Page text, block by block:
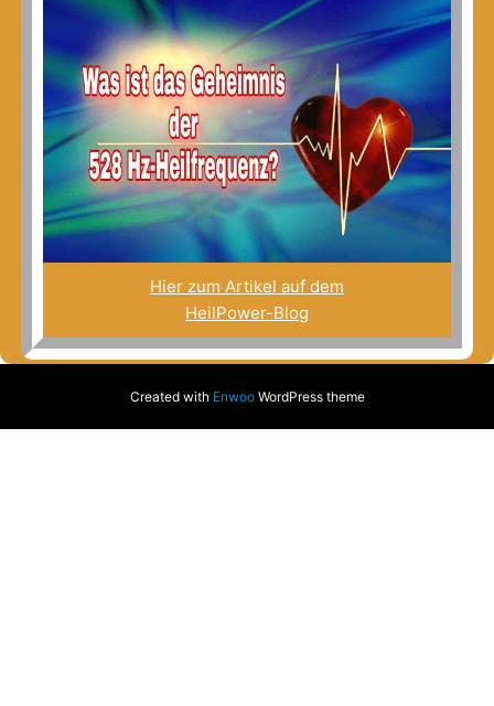
Hier zum Artikel auf dem
HeilPower-Blog
Created with EnwooWordPress theme